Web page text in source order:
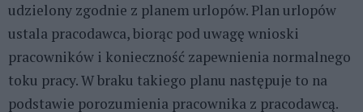
udzielony zgodnie z planem urlopów. Plan urlopów
ustala pracodawca, biorąc pod uwagę wnioski
pracowników i konieczność zapewnienia normalnego
toku pracy. W braku takiego planu następuje to na
podstawie porozumienia pracownika z pracodawcą.